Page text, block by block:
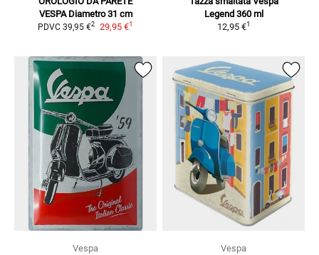
VESPA Diametro 31 cm
PDVC 39,95 €2 29,95 €1
Legend 360 ml
12,95 €1
Vespa
Vespa